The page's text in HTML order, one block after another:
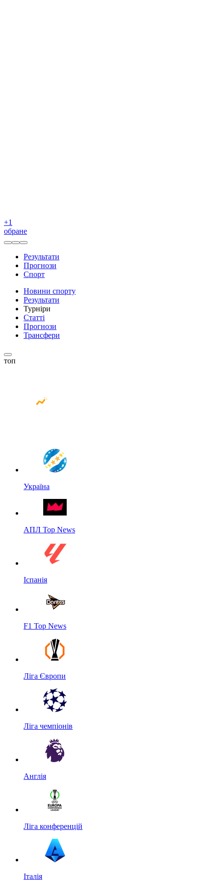
+1
обране
Результати
Прогнози
Спорт
Новини спорту
Результати
Турніри
Статті
Прогнози
Трансфери
топ
Україна
АПЛ Top News
Іспанія
F1 Top News
Ліга Європи
Ліга чемпіонів
Англія
Ліга конференцій
Італія